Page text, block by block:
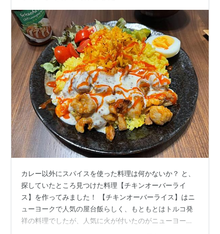
カレー以外にスパイスを使った料理は何かないか？ と、
探していたところ見つけた料理【チキンオーバーライ
ス】を作ってみました！ 【チキンオーバーライス】はニ
ューヨークで人気の屋台飯らしく、もともとはトルコ発
祥の料理でしたが、人気に火が付いたのがニューヨーク